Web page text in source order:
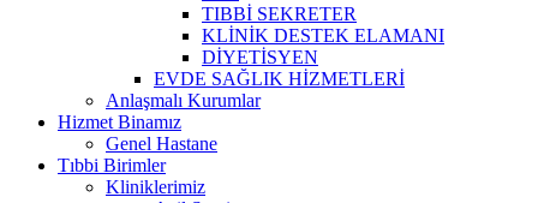
TIBBİ SEKRETER
KLİNİK DESTEK ELAMANI
DİYETİSYEN
EVDE SAĞLIK HİZMETLERİ
Anlaşmalı Kurumlar
Hizmet Binamız
Genel Hastane
Tıbbi Birimler
Kliniklerimiz